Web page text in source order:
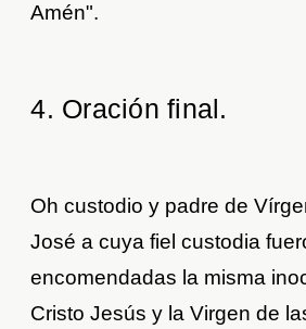
Amén".
4. Oración final.
Oh custodio y padre de
José a cuya fiel custodia
encomendadas la misma
Cristo Jesús y la Virgen de